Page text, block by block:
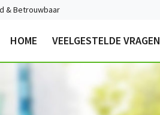
& Betrouwbaar
HOME VEELGESTELDE VRAGEN